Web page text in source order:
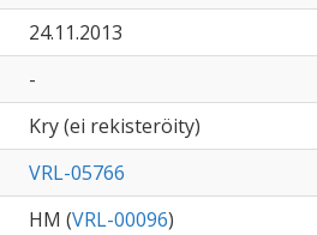
24.11.2013
-
Kry (ei rekisteröity)
VRL-05766
HM (VRL-00096)